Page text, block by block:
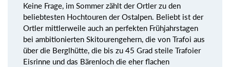
Keine Frage, im Sommer zählt der Ortler zu den
beliebtesten Hochtouren der Ostalpen. Beliebt ist der
Ortler mittlerweile auch an perfekten Frühjahrstagen
bei ambitionierten Skitourengehern, die von Trafoi aus
über die Berglhütte, die bis zu 45 Grad steile Trafoier
Eisrinne und das Bärenloch die eher flachen